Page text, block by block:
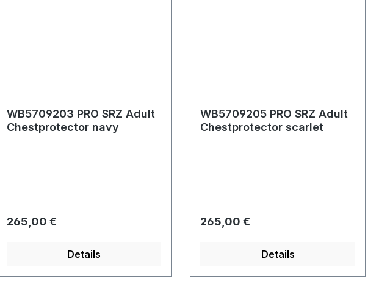
WB5709203 PRO SRZ Adult
Chestprotector navy
Regulärer Preis:
265,00 €
Details
WB5709205 PRO SRZ Adult
Chestprotector scarlet
Regulärer Preis:
265,00 €
Details